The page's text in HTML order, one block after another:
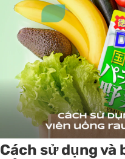
Cách sử dụng và